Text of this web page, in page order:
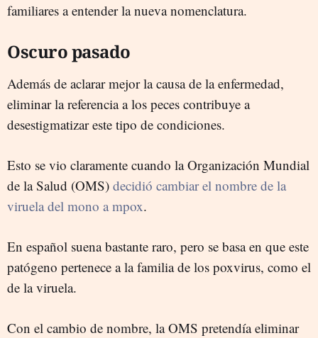
familiares a entender la nueva nomenclatura.
Oscuro pasado
Además de aclarar mejor la causa de la enfermedad,
eliminar la referencia a los peces contribuye a
desestigmatizar este tipo de condiciones.
Esto se vio claramente cuando la Organización Mundial
de la Salud (OMS) decidió cambiar el nombre de la
viruela del mono a mpox.
En español suena bastante raro, pero se basa en que este
patógeno pertenece a la familia de los poxvirus, como el
de la viruela.
Con el cambio de nombre, la OMS pretendía eliminar